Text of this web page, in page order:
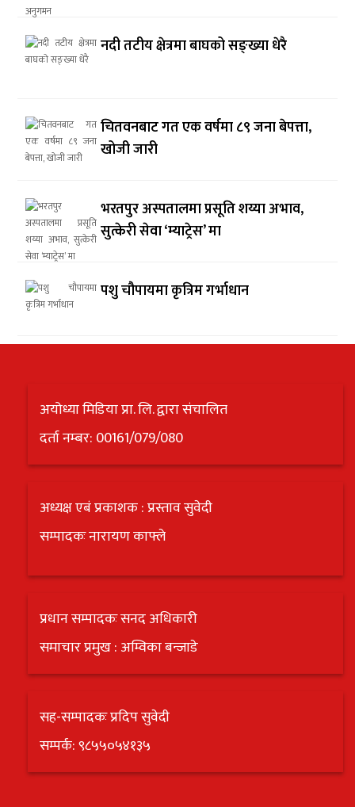
नदी तटीय क्षेत्रमा बाघको सङ्ख्या धेरै
चितवनबाट गत एक वर्षमा ८९ जना बेपत्ता,
खोजी जारी
भरतपुर अस्पतालमा प्रसूति शय्या अभाव,
सुत्केरी सेवा ‘म्याट्रेस’ मा
पशु चौपायमा कृत्रिम गर्भाधान
अयोध्या मिडिया प्रा. लि. द्वारा संचालित
दर्ता नम्बर: 00161/079/080
अध्यक्ष एबं प्रकाशक : प्रस्ताव सुवेदी
सम्पादकः नारायण काफ्ले
प्रधान सम्पादकः सनद अधिकारी
समाचार प्रमुख : अम्विका बन्जाडे
सह-सम्पादकः प्रदिप सुवेदी
सम्पर्क: ९८५५०५४१३५